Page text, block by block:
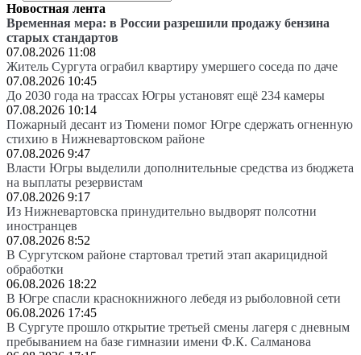
Новостная лента
Временная мера: в России разрешили продажу бензина
старых стандартов
07.08.2026 11:08
Житель Сургута ограбил квартиру умершего соседа по даче
07.08.2026 10:45
До 2030 года на трассах Югры установят ещё 234 камеры
07.08.2026 10:14
Пожарный десант из Тюмени помог Югре сдержать огненную
стихию в Нижневартовском районе
07.08.2026 9:47
Власти Югры выделили дополнительные средства из бюджета
на выплаты резервистам
07.08.2026 9:17
Из Нижневартовска принудительно выдворят полсотни
иностранцев
07.08.2026 8:52
В Сургутском районе стартовал третий этап акарицидной
обработки
06.08.2026 18:22
В Югре спасли краснокнижного лебедя из рыболовной сети
06.08.2026 17:45
В Сургуте прошло открытие третьей смены лагеря с дневным
пребыванием на базе гимназии имени Ф.К. Салманова